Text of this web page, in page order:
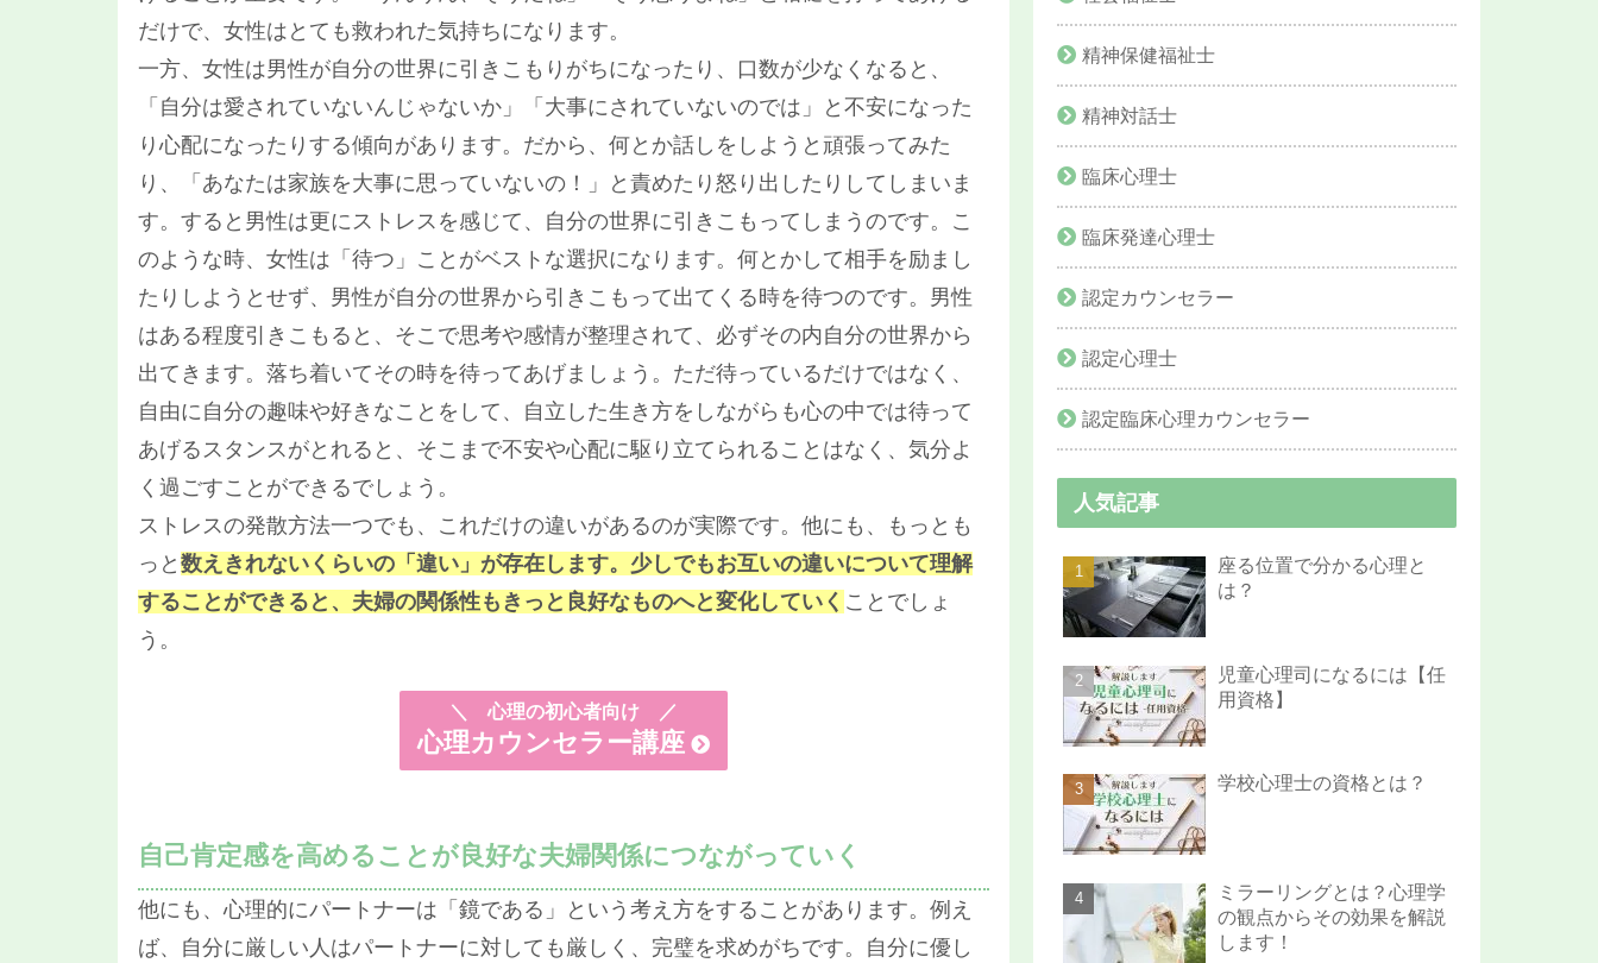
だけで、女性はとても救われた気持ちになります。
一方、女性は男性が自分の世界に引きこもりがちになったり、口数が少なくなると、
「自分は愛されていないんじゃないか」「大事にされていないのでは」と不安になった
り心配になったりする傾向があります。だから、何とか話しをしようと頑張ってみた
り、「あなたは家族を大事に思っていないの！」と責めたり怒り出したりしてしまいま
す。すると男性は更にストレスを感じて、自分の世界に引きこもってしまうのです。こ
のような時、女性は「待つ」ことがベストな選択になります。何とかして相手を励まし
たりしようとせず、男性が自分の世界から引きこもって出てくる時を待つのです。男性
はある程度引きこもると、そこで思考や感情が整理されて、必ずその内自分の世界から
出てきます。落ち着いてその時を待ってあげましょう。ただ待っているだけではなく、
自由に自分の趣味や好きなことをして、自立した生き方をしながらも心の中では待って
あげるスタンスがとれると、そこまで不安や心配に駆り立てられることはなく、気分よ
く過ごすことができるでしょう。
ストレスの発散方法一つでも、これだけの違いがあるのが実際です。他にも、もっとも
っと 数えきれないくらいの「違い」が存在します。少しでもお互いの違いについて理解
することができると、夫婦の関係性もきっと良好なものへと変化していく ことでしょ
う。
＼ 心理の初心者向け ／
心理カウンセラー講座
自己肯定感を高めることが良好な夫婦関係につながっていく
他にも、心理的にパートナーは「鏡である」という考え方をすることがあります。例え
ば、自分に厳しい人はパートナーに対しても厳しく、完璧を求めがちです。自分に優し
精神保健福祉士
精神対話士
臨床心理士
臨床発達心理士
認定カウンセラー
認定心理士
認定臨床心理カウンセラー
人気記事
座る位置で分かる心理と
は？
児童心理司になるには【任
用資格】
学校心理士の資格とは？
ミラーリングとは？心理学
の観点からその効果を解説
します！